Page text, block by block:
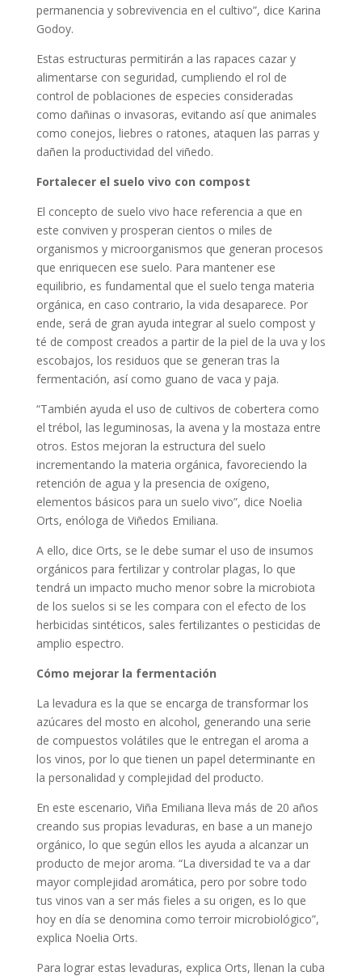
permanencia y sobrevivencia en el cultivo”, dice Karina
Godoy.
Estas estructuras permitirán a las rapaces cazar y
alimentarse con seguridad, cumpliendo el rol de
control de poblaciones de especies consideradas
como dañinas o invasoras, evitando así que animales
como conejos, liebres o ratones, ataquen las parras y
dañen la productividad del viñedo.
Fortalecer el suelo vivo con compost
El concepto de suelo vivo hace referencia a que en
este conviven y prosperan cientos o miles de
organismos y microorganismos que generan procesos
que enriquecen ese suelo. Para mantener ese
equilibrio, es fundamental que el suelo tenga materia
orgánica, en caso contrario, la vida desaparece. Por
ende, será de gran ayuda integrar al suelo compost y
té de compost creados a partir de la piel de la uva y los
escobajos, los residuos que se generan tras la
fermentación, así como guano de vaca y paja.
“También ayuda el uso de cultivos de cobertera como
el trébol, las leguminosas, la avena y la mostaza entre
otros. Estos mejoran la estructura del suelo
incrementando la materia orgánica, favoreciendo la
retención de agua y la presencia de oxígeno,
elementos básicos para un suelo vivo”, dice Noelia
Orts, enóloga de Viñedos Emiliana.
A ello, dice Orts, se le debe sumar el uso de insumos
orgánicos para fertilizar y controlar plagas, lo que
tendrá un impacto mucho menor sobre la microbiota
de los suelos si se les compara con el efecto de los
herbicidas sintéticos, sales fertilizantes o pesticidas de
amplio espectro.
Cómo mejorar la fermentación
La levadura es la que se encarga de transformar los
azúcares del mosto en alcohol, generando una serie
de compuestos volátiles que le entregan el aroma a
los vinos, por lo que tienen un papel determinante en
la personalidad y complejidad del producto.
En este escenario, Viña Emiliana lleva más de 20 años
creando sus propias levaduras, en base a un manejo
orgánico, lo que según ellos les ayuda a alcanzar un
producto de mejor aroma. “La diversidad te va a dar
mayor complejidad aromática, pero por sobre todo
tus vinos van a ser más fieles a su origen, es lo que
hoy en día se denomina como terroir microbiológico”,
explica Noelia Orts.
Para lograr estas levaduras, explica Orts, llenan la cuba